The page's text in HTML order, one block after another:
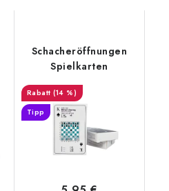
Schacheröffnungen
Spielkarten
(14 %)
Tipp